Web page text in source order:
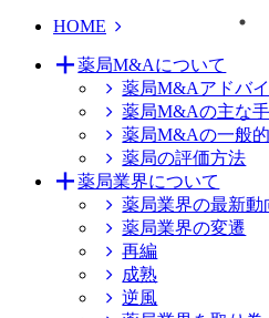
HOME
薬局M&Aについて
薬局M&Aアドバ
薬局M&Aの主な
薬局M&Aの一般
薬局の評価方法
薬局業界について
薬局業界の最新動
薬局業界の変遷
再編
成熟
逆風